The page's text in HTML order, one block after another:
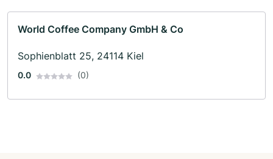
World Coffee Company GmbH & Co
Sophienblatt 25, 24114 Kiel
0.0 (0)